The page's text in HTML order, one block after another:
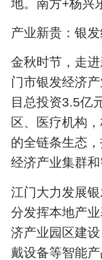
地。南方+杨兴
产业新贵：银
金秋时节，走
门市银发经济
目总投资3.5亿
区、医疗机构
的全链条生态
经济产业集群
江门大力发展
分发挥本地产
济产业园区建
戴设备等智能